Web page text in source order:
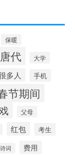
保暖
唐代 大学
多人 手机
节期间
父母
红包
考生
诗词 费用